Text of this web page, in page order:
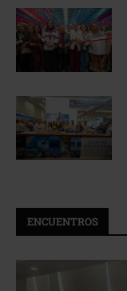
ENCUENTROS